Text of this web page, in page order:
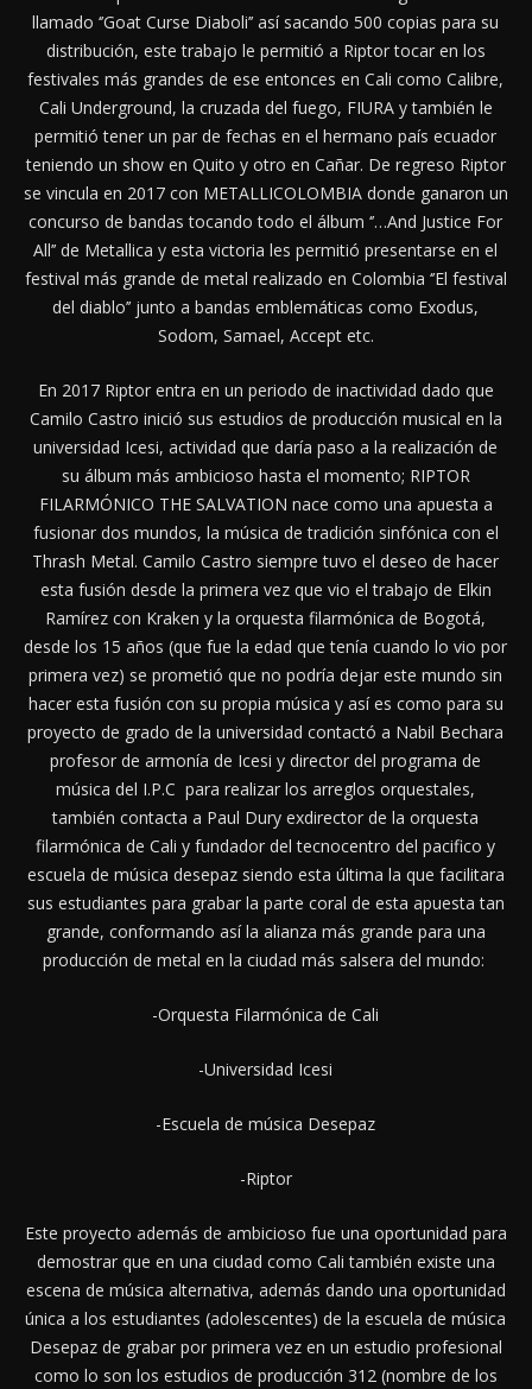
llamado ‘’Goat Curse Diaboli’’ así sacando 500 copias para su
distribución, este trabajo le permitió a Riptor tocar en los
festivales más grandes de ese entonces en Cali como Calibre,
Cali Underground, la cruzada del fuego, FIURA y también le
permitió tener un par de fechas en el hermano país ecuador
teniendo un show en Quito y otro en Cañar. De regreso Riptor
se vincula en 2017 con METALLICOLOMBIA donde ganaron un
concurso de bandas tocando todo el álbum ‘’…And Justice For
All’’ de Metallica y esta victoria les permitió presentarse en el
festival más grande de metal realizado en Colombia ‘’El festival
del diablo’’ junto a bandas emblemáticas como Exodus,
Sodom, Samael, Accept etc.
En 2017 Riptor entra en un periodo de inactividad dado que
Camilo Castro inició sus estudios de producción musical en la
universidad Icesi, actividad que daría paso a la realización de
su álbum más ambicioso hasta el momento; RIPTOR
FILARMÓNICO THE SALVATION nace como una apuesta a
fusionar dos mundos, la música de tradición sinfónica con el
Thrash Metal. Camilo Castro siempre tuvo el deseo de hacer
esta fusión desde la primera vez que vio el trabajo de Elkin
Ramírez con Kraken y la orquesta filarmónica de Bogotá,
desde los 15 años (que fue la edad que tenía cuando lo vio por
primera vez) se prometió que no podría dejar este mundo sin
hacer esta fusión con su propia música y así es como para su
proyecto de grado de la universidad contactó a Nabil Bechara
profesor de armonía de Icesi y director del programa de
música del I.P.C para realizar los arreglos orquestales,
también contacta a Paul Dury exdirector de la orquesta
filarmónica de Cali y fundador del tecnocentro del pacifico y
escuela de música desepaz siendo esta última la que facilitara
sus estudiantes para grabar la parte coral de esta apuesta tan
grande, conformando así la alianza más grande para una
producción de metal en la ciudad más salsera del mundo:
-Orquesta Filarmónica de Cali
-Universidad Icesi
-Escuela de música Desepaz
-Riptor
Este proyecto además de ambicioso fue una oportunidad para
demostrar que en una ciudad como Cali también existe una
escena de música alternativa, además dando una oportunidad
única a los estudiantes (adolescentes) de la escuela de música
Desepaz de grabar por primera vez en un estudio profesional
como lo son los estudios de producción 312 (nombre de los